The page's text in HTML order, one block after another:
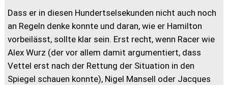
Dass er in diesen Hundertselsekunden nicht auch noch
an Regeln denke konnte und daran, wie er Hamilton
vorbeilässt, sollte klar sein. Erst recht, wenn Racer wie
Alex Wurz (der vor allem damit argumentiert, dass
Vettel erst nach der Rettung der Situation in den
Spiegel schauen konnte), Nigel Mansell oder Jacques